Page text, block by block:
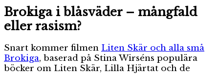
Brokiga i blåsväder – mångfald
eller rasism?
Snart kommer filmen Liten Skär och alla små
Brokiga, baserad på Stina Wirséns populära
böcker om Liten Skär, Lilla Hjärtat och de